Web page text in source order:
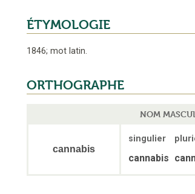
ÉTYMOLOGIE
1846; mot latin.
ORTHOGRAPHE
NOM
cannabis
singulier
cannabis